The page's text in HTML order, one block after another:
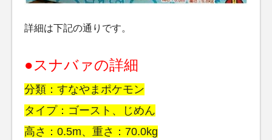
詳細は下記の通りです。
●スナバァの詳細
分類：すなやまポケモン
タイプ：ゴースト、じめん
高さ：0.5m、重さ：70.0kg